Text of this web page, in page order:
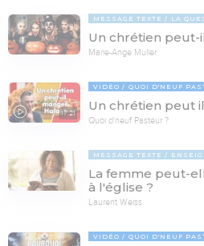
MESSAGE TEXTE LA
Un chrétien
Marie-Ange Muller
17:21
VIDÉO QUOI D'NEUF
Un chrétien peut
Quoi d'neuf Pasteur ?
MESSAGE TEXTE
La femme peut-
à l'église ?
Laurent Weiss
VIDÉO QUOI D'NEUF